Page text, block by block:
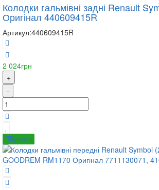
Колодки гальмівні задні Renault
Оригінал 440609415R
Артикул:440609415R
2 024грн
+
-
Купити